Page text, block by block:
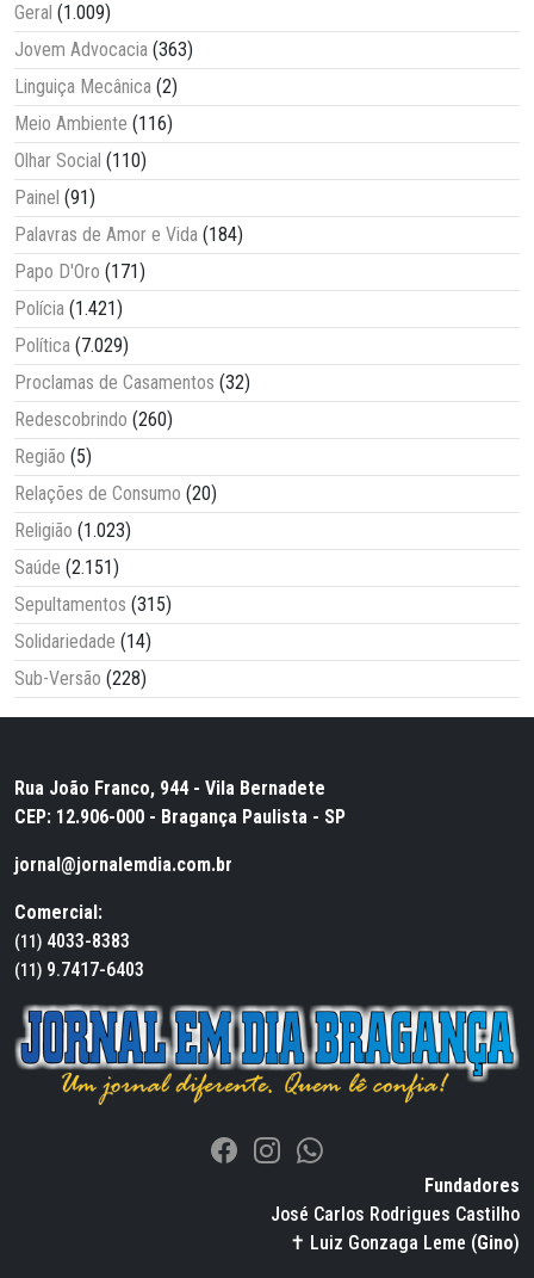
Geral (1.009)
Jovem Advocacia (363)
Linguiça Mecânica (2)
Meio Ambiente (116)
Olhar Social (110)
Painel (91)
Palavras de Amor e Vida (184)
Papo D'Oro (171)
Polícia (1.421)
Política (7.029)
Proclamas de Casamentos (32)
Redescobrindo (260)
Região (5)
Relações de Consumo (20)
Religião (1.023)
Saúde (2.151)
Sepultamentos (315)
Solidariedade (14)
Sub-Versão (228)
Rua João Franco, 944 - Vila Bernadete
CEP: 12.906-000 - Bragança Paulista - SP
jornal@jornalemdia.com.br
Comercial:
(11) 4033-8383
(11) 9.7417-6403
Fundadores
José Carlos Rodrigues Castilho
✝ Luiz Gonzaga Leme (Gino)